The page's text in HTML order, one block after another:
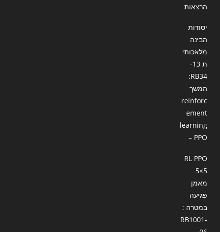
הרצאות
יסודות
הבינה
מלאכותי
ת 13-
RB34:
המשך
reinforc
ement
learning
– PPO
RL PPO
5×5
מאמן
פגיעה
במטרה :
RB1001-